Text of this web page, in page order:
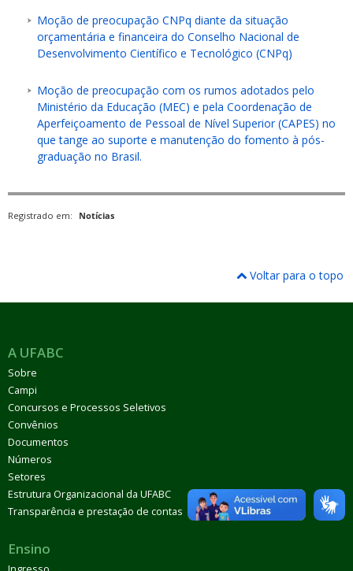
Moção de preocupação CNPq diante da situação
orçamentária e financeira do Conselho Nacional de
Desenvolvimento Científico e Tecnológico (CNPq)
Moção de preocupação com os rumos adotados pelo
Ministério da Educação (MEC) e pela Coordenação de
Aperfeiçoamento de Pessoal de Nível Superior (CAPES) no
que tange ao suporte e manutenção do fomento à pós-
graduação no Brasil.
Registrado em: Notícias
Voltar para o topo
A UFABC
Sobre
Campi
Concursos e Processos Seletivos
Convênios
Documentos
Números
Setores
Estrutura Organizacional da UFABC
Transparência e prestação de contas
Ensino